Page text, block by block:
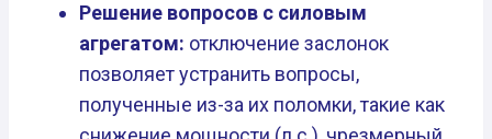
Решение вопросов с силовым
агрегатом: отключение заслонок
позволяет устранить вопросы,
полученные из-за их поломки, такие как